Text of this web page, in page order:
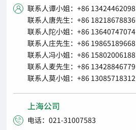

联系人谭小姐：+86 13424462098
联系人唐先生：+86 18218678836
联系人陀小姐：+86 13640747074
联系人庄先生：+86 19865189668
联系人冯小姐：+86 15802006188
联系人麦先生：+86 13428846779
联系人莫小姐：+86 13085718312
上海公司
 电话：021-31007583